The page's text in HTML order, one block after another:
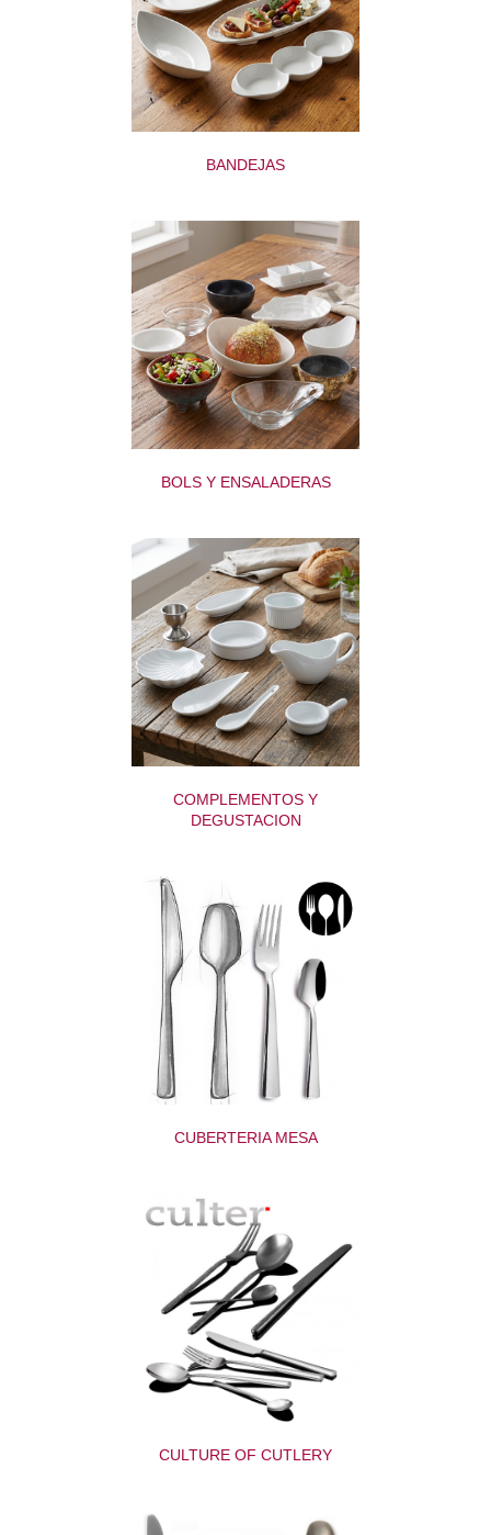
BANDEJAS
BOLS Y ENSALADERAS
COMPLEMENTOS Y
DEGUSTACION
CUBERTERIA MESA
CULTURE OF CUTLERY